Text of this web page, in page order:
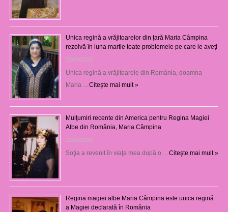
Unica regină a vrăjitoarelor din țară Maria Câmpina
rezolvă în luna martie toate problemele pe care le aveți
25/09/2025
Unica regină a vrăjitoarele din România, doamna
Maria …Citeşte mai mult »
Mulţumiri recente din America pentru Regina Magiei
Albe din România, Maria Câmpina
23/08/2025
Soţia a revenit în viaţa mea după o …Citeşte mai mult »
Regina magiei albe Maria Câmpina este unica regină
a Magiei declarată în România